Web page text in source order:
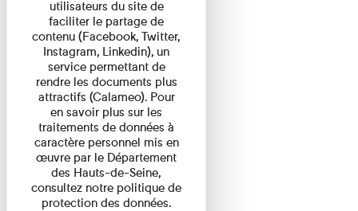
utilisateurs du site de
faciliter le partage de
contenu (Facebook, Twitter,
Instagram, Linkedin), un
service permettant de
rendre les documents plus
attractifs (Calameo). Pour
en savoir plus sur les
traitements de données à
caractère personnel mis en
œuvre par le Département
des Hauts-de-Seine,
consultez notre politique de
protection des données.